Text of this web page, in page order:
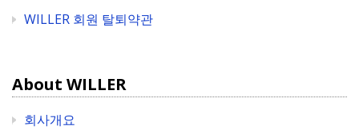
WILLER 회원 탈퇴약관
About WILLER
회사개요